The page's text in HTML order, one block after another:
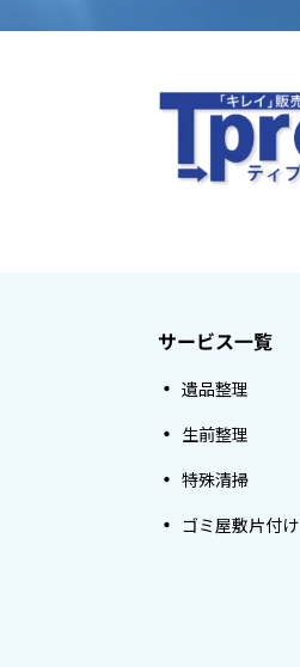
サービス一覧
遺品整理
生前整理
特殊清掃
ゴミ屋敷片付け